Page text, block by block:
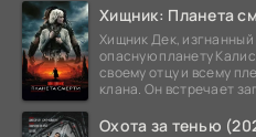
Хищник: Планета
Хищник Дек, изгнанный
опасную планету
своему отцу и всему
клана. Он встречает
Охота за тенью